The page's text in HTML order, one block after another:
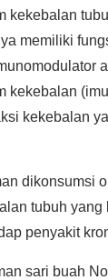
kekebalan
memiliki
kekebalan
kekebalan
dikonsumsi
tubuh
penyakit
sari buah